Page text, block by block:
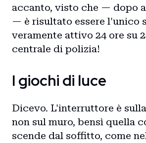
accanto, visto che — dopo
— è risultato essere l'unico
veramente attivo 24 ore su
centrale di polizia!
I giochi di luce
Dicevo. L'interruttore è
non sul muro, bensì quella
scende dal soffitto, come